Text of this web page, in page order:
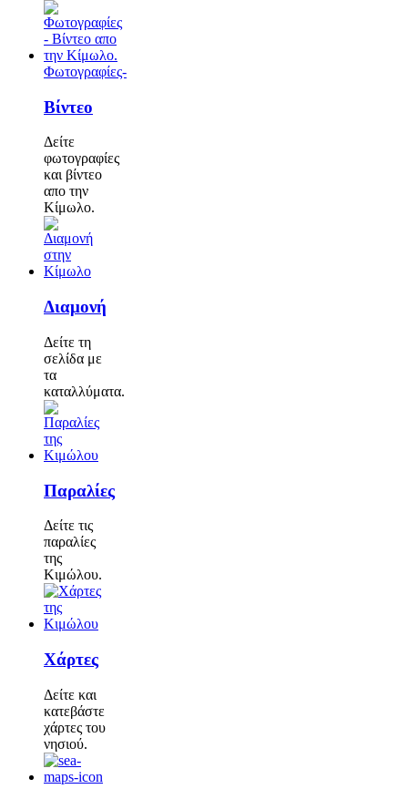
Φωτογραφίες-
Βίντεο
Δείτε
φωτογραφίες
και βίντεο
απο την
Κίμωλο.
Διαμονή
Δείτε τη
σελίδα με
τα
καταλλύματα.
Παραλίες
Δείτε τις
παραλίες
της
Κιμώλου.
Χάρτες
Δείτε και
κατεβάστε
χάρτες του
νησιού.